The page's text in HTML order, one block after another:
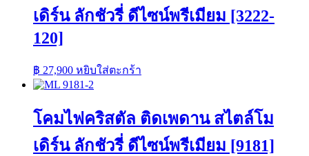
เดิร์น ลักชัวรี่ ดีไซน์พรีเมียม [3222-
120]
฿ 27,900 หยิบใส่ตะกร้า
โคมไฟคริสตัล ติดเพดาน สไตล์โม
เดิร์น ลักชัวรี่ ดีไซน์พรีเมียม [9181]